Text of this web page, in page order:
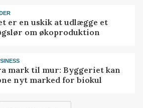
er en uskik at udlægge et
om økoproduktion
mark til mur: Byggeriet kan
nyt marked for biokul